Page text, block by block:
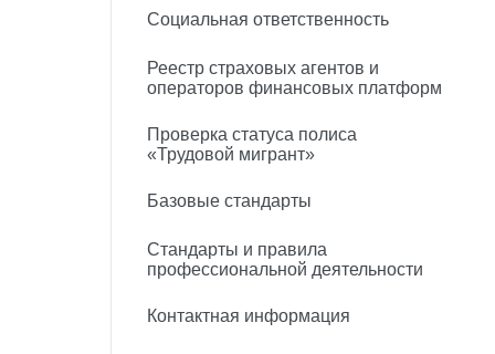
Социальная ответственность
Реестр страховых агентов и
операторов финансовых платформ
Проверка статуса полиса
«Трудовой мигрант»
Базовые стандарты
Стандарты и правила
профессиональной деятельности
Контактная информация